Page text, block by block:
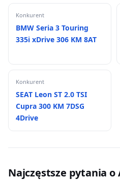
Konkurent
BMW Seria 3 Touring
335i xDrive 306 KM 8AT
Konkurent
SEAT Leon ST 2.0 TSI
Cupra 300 KM 7DSG
4Drive
Najczęstsze pytania o